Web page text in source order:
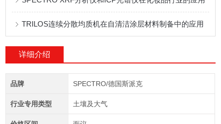
TRILOS连续分散均质机在自清洁涂层材料制备中的应用
详细介绍
品牌 SPECTRO/德国斯派克
行业专用类型 土壤及大气